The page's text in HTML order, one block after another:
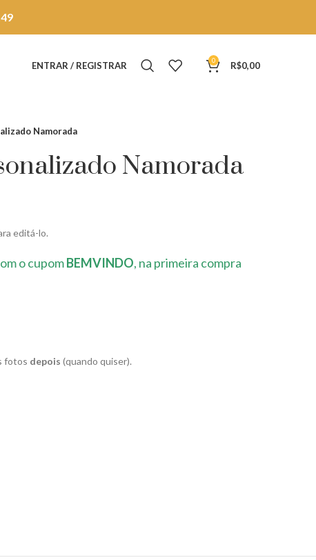
ENTRAR / REGISTRAR 0 R$0,00
Namorada
Namorada
editá-lo.
o cupomBEMVINDO, na primeira compra
fotos depois (quando quiser).